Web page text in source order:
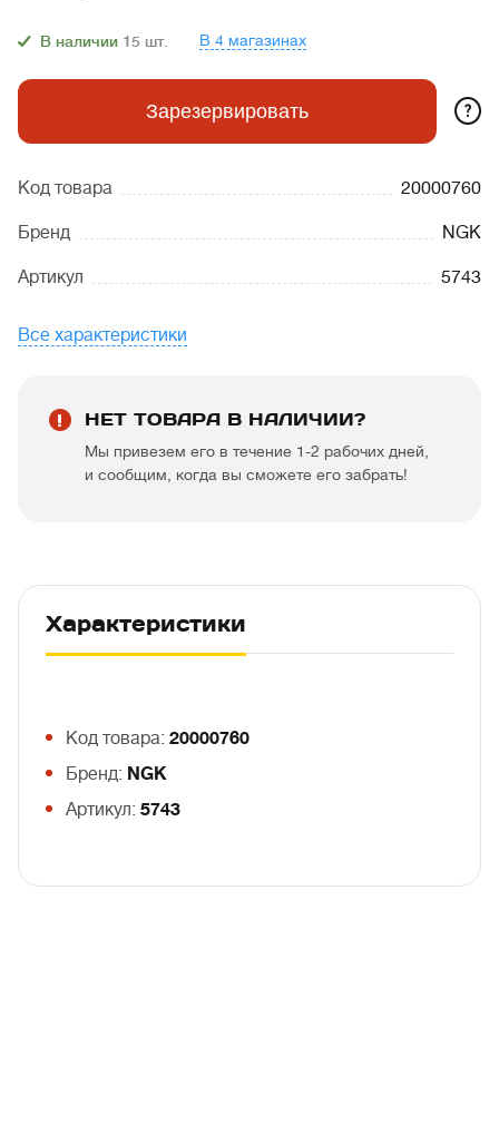
В наличии 15 шт. В 4 магазинах
Зарезервировать ?
Код товара 20000760
Бренд NGK
Артикул 5743
Все характеристики
НЕТ ТОВАРА В НАЛИЧИИ?
Мы привезем его в течение 1-2 рабочих дней,
и сообщим, когда вы сможете его забрать!
Характеристики
Код товара: 20000760
Бренд: NGK
Артикул: 5743